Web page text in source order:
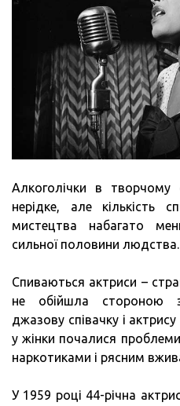
Алкоголічки в
нерідке, але кількість
мистецтва набагато
сильної половини людства.
Спиваються актриси –
не обійшла стороною
джазову співачку і
у жінки почалися
наркотиками і рясним
У 1959 році 44-річна